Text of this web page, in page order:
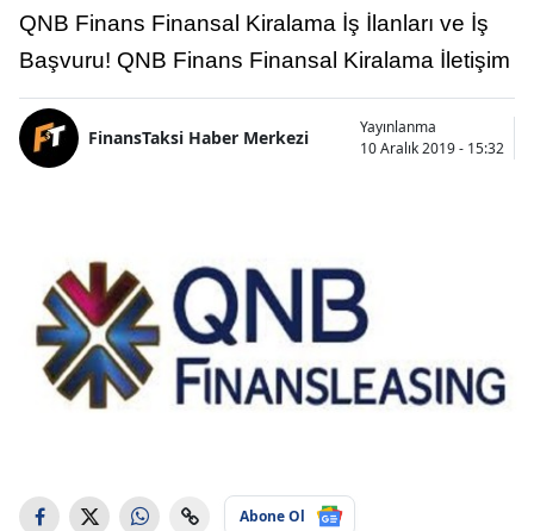
QNB Finans Finansal Kiralama İş İlanları ve İş
Başvuru! QNB Finans Finansal Kiralama İletişim
FinansTaksi Haber Merkezi
Yayınlanma
10 Aralık 2019 - 15:32
Abone Ol